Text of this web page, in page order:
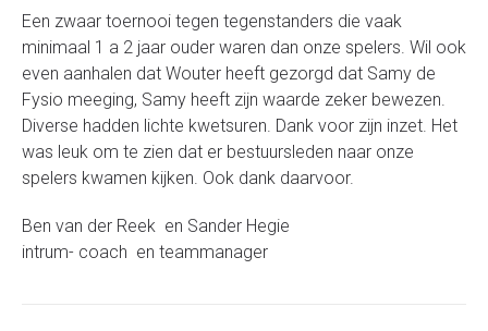
Een zwaar toernooi tegen tegenstanders die vaak
minimaal 1 a 2 jaar ouder waren dan onze spelers. Wil ook
even aanhalen dat Wouter heeft gezorgd dat Samy de
Fysio meeging, Samy heeft zijn waarde zeker bewezen.
Diverse hadden lichte kwetsuren. Dank voor zijn inzet. Het
was leuk om te zien dat er bestuursleden naar onze
spelers kwamen kijken. Ook dank daarvoor.
Ben van der Reek en Sander Hegie
intrum- coach en teammanager